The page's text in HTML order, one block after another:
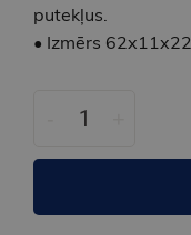
putekļus.
• Izmērs